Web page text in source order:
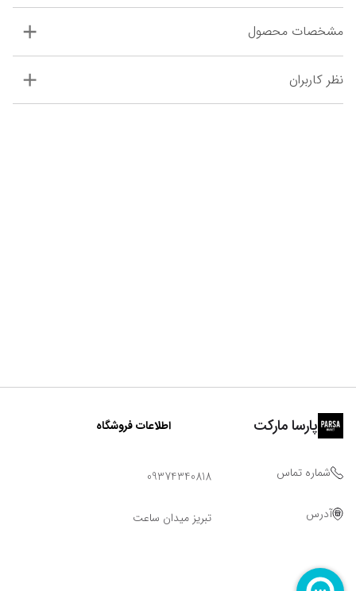
مشخصات محصول
نظر کاربران
پارسا مارکت اطلاعات فروشگاه
شماره تماس 09374340818
آدرس تبریز میدان ساعت